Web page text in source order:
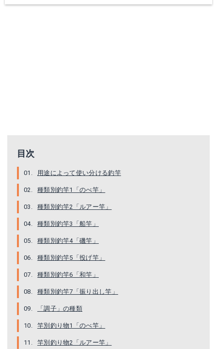
目次
用途によって使い分ける釣竿
種類別釣竿1「のべ竿」
種類別釣竿2「ルアー竿」
種類別釣竿3「船竿」
種類別釣竿4「磯竿」
種類別釣竿5「投げ竿」
種類別釣竿6「和竿」
種類別釣竿7「振り出し竿」
「調子」の種類
竿別釣り物1「のべ竿」
竿別釣り物2「ルアー竿」
Amazonで詳細を見る
シマノ シーマイティ R64 50-270 / 船竿 （S01） (O01)
Amazonで詳細を見る
楽天で詳細を見る